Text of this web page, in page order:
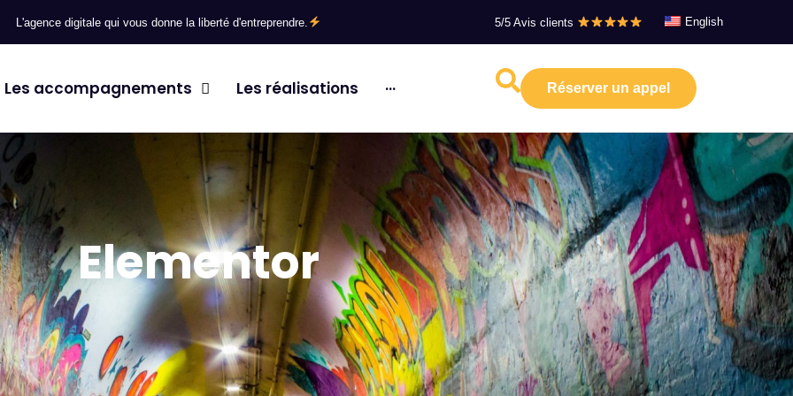
L'agence digitale qui vous donne la liberté d'entreprendre. 5/5 Avis clients English
Engine Optimization
blanc
Les accompagnements Les réalisations ··· Réserver un appel
Elementor